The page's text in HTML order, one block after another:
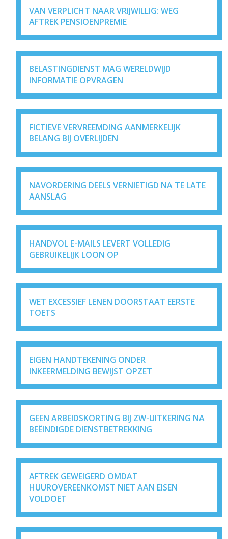
VAN VERPLICHT NAAR VRIJWILLIG: WEG
AFTREK PENSIOENPREMIE
BELASTINGDIENST MAG WERELDWIJD
INFORMATIE OPVRAGEN
FICTIEVE VERVREEMDING AANMERKELIJK
BELANG BIJ OVERLIJDEN
NAVORDERING DEELS VERNIETIGD NA TE LATE
AANSLAG
HANDVOL E-MAILS LEVERT VOLLEDIG
GEBRUIKELIJK LOON OP
WET EXCESSIEF LENEN DOORSTAAT EERSTE
TOETS
EIGEN HANDTEKENING ONDER
INKEERMELDING BEWIJST OPZET
GEEN ARBEIDSKORTING BIJ ZW-UITKERING NA
BEËINDIGDE DIENSTBETREKKING
AFTREK GEWEIGERD OMDAT
HUUROVEREENKOMST NIET AAN EISEN
VOLDOET